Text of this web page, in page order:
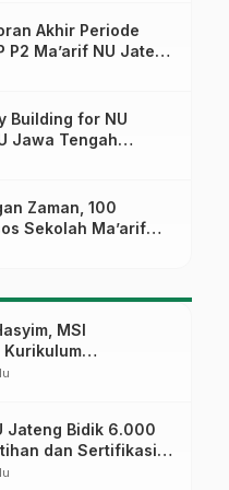
Akhir Periode
P2 Ma’arif NU Jateng
Link and Match
Building for NU
Jawa Tengah
Jalan Menuju
Zaman, 100
Sekolah Ma’arif
Pelatihan Literasi
MSI
Baru dalam
Jateng Bidik 6.000
dan Sertifikasi